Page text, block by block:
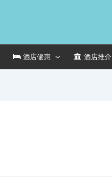
酒店優惠 酒店推介